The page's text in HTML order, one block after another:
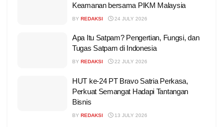
Keamanan bersama PIKM Malaysia
BY REDAKSI 24 JULY 2026
Apa Itu Satpam? Pengertian, Fungsi, dan
Tugas Satpam di Indonesia
BY REDAKSI 22 JULY 2026
HUT ke-24 PT Bravo Satria Perkasa,
Perkuat Semangat Hadapi Tantangan
Bisnis
BY REDAKSI 13 JULY 2026